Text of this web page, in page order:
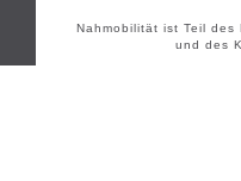
Nahmobilität ist Teil des
und des